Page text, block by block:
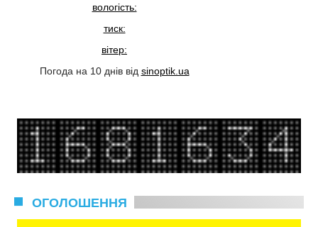
вологість:
тиск:
вітер:
Погода на 10 днів від sinoptik.ua
ОГОЛОШЕННЯ